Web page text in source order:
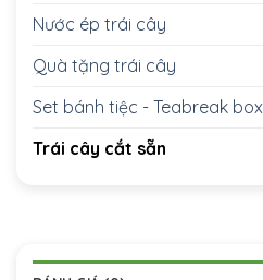
Nước ép trái cây
Quà tặng trái cây
Set bánh tiệc - Teabreak box
Trái cây cắt sẵn